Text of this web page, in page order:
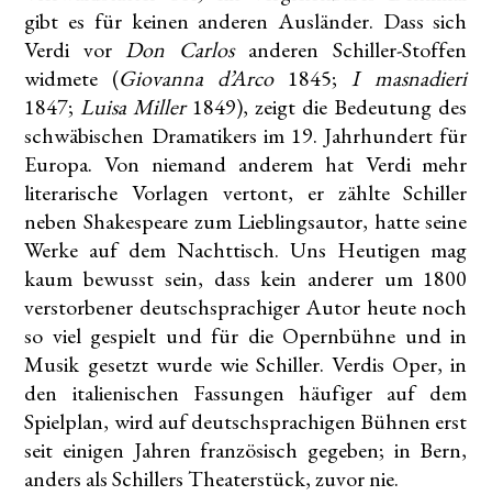
gibt es für keinen anderen Ausländer. Dass sich
Verdi vorDon Carlosanderen Schiller-Stoffen
widmete (Giovanna d’Arco1845;I masnadieri
1847;Luisa Miller1849), zeigt die Bedeutung des
schwäbischen Dramatikers im 19. Jahrhundert für
Europa. Von niemand anderem hat Verdi mehr
literarische Vorlagen vertont, er zählte Schiller
neben Shakespeare zum Lieblingsautor, hatte seine
Werke auf dem Nachttisch. Uns Heutigen mag
kaum bewusst sein, dass kein anderer um 1800
verstorbener deutschsprachiger Autor heute noch
so viel gespielt und für die Opernbühne und in
Musik gesetzt wurde wie Schiller. Verdis Oper, in
den italienischen Fassungen häufiger auf dem
Spielplan, wird auf deutschsprachigen Bühnen erst
seit einigen Jahren französisch gegeben; in Bern,
anders als Schillers Theaterstück, zuvor nie.